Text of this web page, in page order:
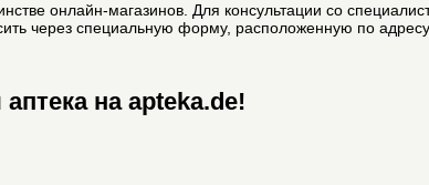
онлайн-магазинов. Для консультации со
через специальную форму, расположенную по
на apteka.de!